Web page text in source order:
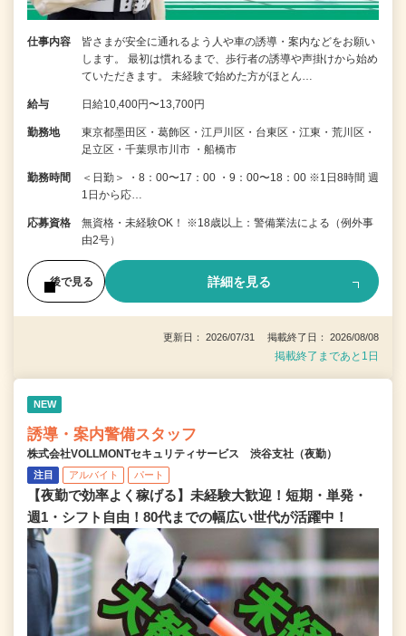
仕事内容
皆さまが安全に通れるよう人や車の誘導・案内などをお願い
します。 最初は慣れるまで、歩行者の誘導や声掛けから始め
ていただきます。 未経験で始めた方がほとん…
給与 日給10,400円〜13,700円
勤務地
東京都墨田区・葛飾区・江戸川区・台東区・江東・荒川区・
足立区・千葉県市川市 ・船橋市
勤務時間
＜日勤＞ ・8：00〜17：00 ・9：00〜18：00 ※1日8時間 週
1日から応…
応募資格
無資格・未経験OK！ ※18歳以上：警備業法による（例外事
由2号）
後で見る 詳細を見る
更新日： 2026/07/31 掲載終了日： 2026/08/08
掲載終了まであと1日
NEW
誘導・案内警備スタッフ
株式会社VOLLMONTセキュリティサービス 渋谷支社（夜勤）
注目 アルバイト パート
【夜勤で効率よく稼げる】未経験大歓迎！短期・単発・
週1・シフト自由！80代までの幅広い世代が活躍中！